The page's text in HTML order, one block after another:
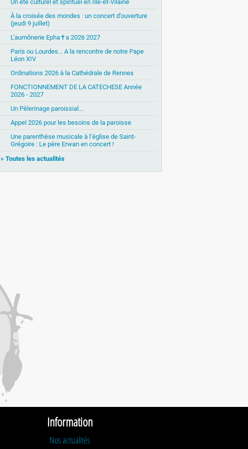
Un été culturel et spirituel en Ille-et-Vilaine
À la croisée des mondes : un concert d’ouverture
(jeudi 9 juillet)
L’aumônerie Epha✝a 2026 2027
Paris ou Lourdes... A la rencontre de notre Pape
Léon XIV
Ordinations 2026 à la Cathédrale de Rennes
FONCTIONNEMENT DE LA CATECHESE Année
2026 - 2027
Un Pèlerinage paroissial...
Appel 2026 pour les besoins de la paroisse
Une parenthèse musicale à l’église de Saint-
Grégoire : Le père Erwan en concert !
» Toutes les actualités
Information
Nos actualités